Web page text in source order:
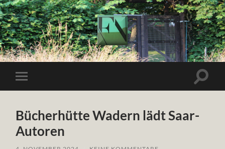
Frank
Nüsken
Mobile-
Menü
Bücherhütte Wadern lädt Saar-
Autoren